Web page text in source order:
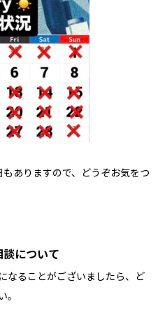
ありますので、どうぞお気をつ
について
なることがございましたら、ど